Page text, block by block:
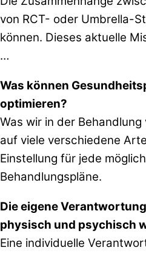
von RCT- oder Umbrella-
können. Dieses aktuelle
…
Was können
optimieren?
Was wir in der
auf viele verschiedene
Einstellung für jede
Behandlungspläne.
Die eigene
physisch und psychisch
Eine individuelle